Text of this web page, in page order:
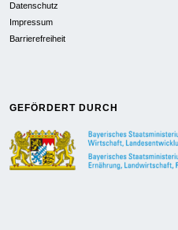
Datenschutz
Impressum
Barrierefreiheit
GEFÖRDERT DURCH